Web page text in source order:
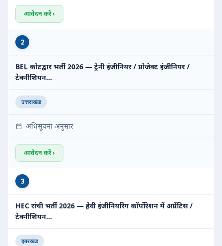
आवेदन करें ›
2
BEL कोटद्वार भर्ती 2026 — ट्रेनी इंजीनियर / प्रोजेक्ट इंजीनियर /
टेक्नीशियन…
उत्तराखंड
अधिसूचना अनुसार
आवेदन करें ›
3
HEC रांची भर्ती 2026 — हेवी इंजीनियरिंग कॉर्पोरेशन में अप्रेंटिस /
टेक्नीशियन…
झारखंड